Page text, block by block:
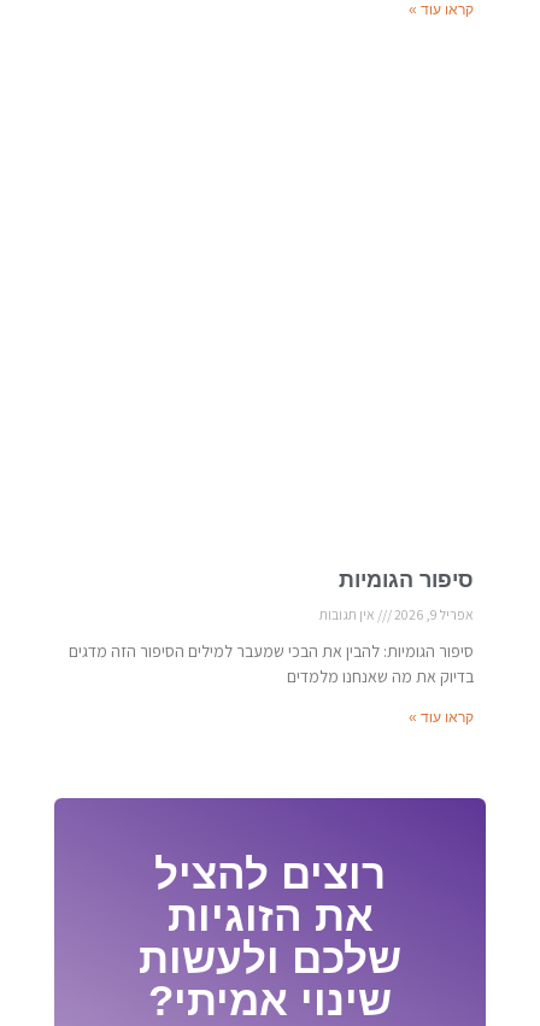
קראו עוד »
סיפור הגומיות
אפריל 9, 2026 אין תגובות
סיפור הגומיות: להבין את הבכי שמעבר למילים הסיפור הזה מדגים
בדיוק את מה שאנחנו מלמדים
קראו עוד »
רוצים להציל
את הזוגיות
שלכם ולעשות
שינוי אמיתי?